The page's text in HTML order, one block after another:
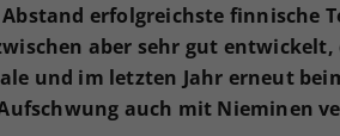
erfolgreichste finnische
aber sehr gut entwickelt,
und im letzten Jahr erneut
auch mit Nieminen